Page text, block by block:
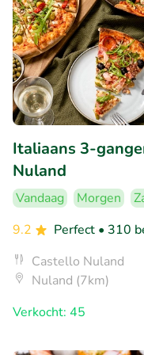
Italiaans 3-
Nuland
Vandaag Morgen
9.2
Perfect • 310
Castello Nuland
Nuland (7km)
Verkocht: 45